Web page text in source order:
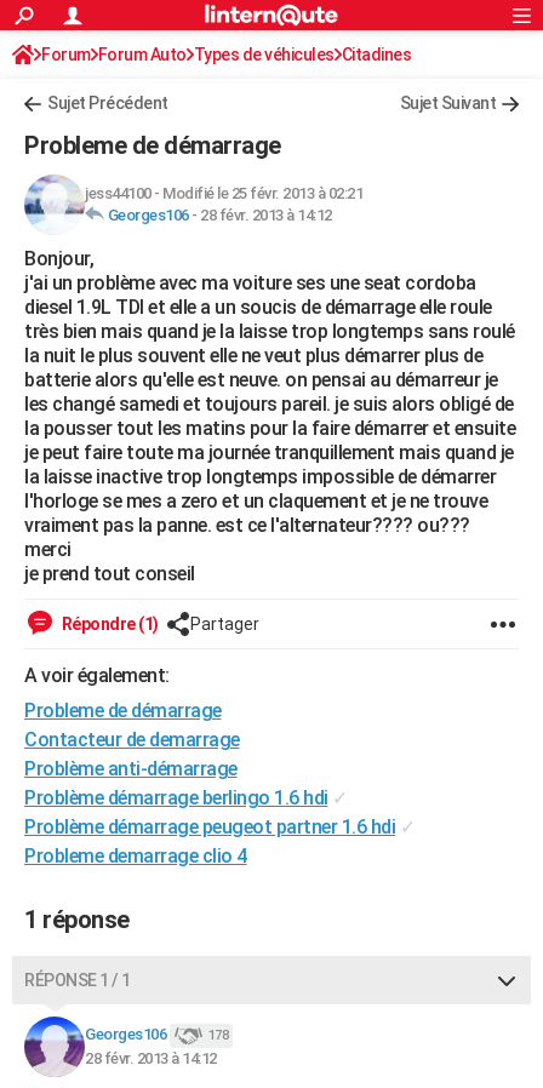
ACTUALITÉS
Politique
Société
Faits Divers
Education
Monde
Villes
+
FINANCE
Retraite
Impôts
Epargne
Immobilier
Risques naturels par ville
Banque
Assurance
Crédit
AUTO
Essais
Réserver un essai
Citadines
Berlines
SUV
Forum auto
+HIGH-TECH
Mobiles
Meilleur smartphone
Internet
Ordinateurs
Jeux vidéo
Guide high-tech
+BRICOLAGE
Forum
Aménagement intérieur
Extérieur
Cuisine
Salle de bains
Jardinage
Rangement
WEEK-END
Guides de France
Escapades
Patrimoine
Expositions
Musées
Week-end nature
+LIFESTYLE
Art de vivre
Bien-être
Loisirs
Mode
Modes de vie
SANTE
Alimentation
Guide de la santé
Maladies
Médicaments
Sommeil
VOYAGE
Destinations
City break
Voyage nature
Voyage de noces
Forum
Climat
+PHOTO
GUIDES D'ACHAT
BONS PLANS
CARTE DE VOEUX
Carte de Noël
Carte Bonne année
Carte Saint-Valentin
Carte Pâques
Carte d'anniversaire
DICTIONNAIRE
Dictionnaire
Biographies
Citations
Expressions
Proverbes
PROGRAMME TV
COPAINS D'AVANT
S'inscrire
Se connecter
Lycées
Collèges
Primaires
Universités
Entreprises
Service militaire
Avis de recherche
AVIS DE DÉCÈS
S'inscrire
Connexion
Forum Forum Auto Types de véhicules Citadines
Sujet Précédent Sujet Suivant
Probleme de démarrage
jess44100- Modifié le 25 févr. 2013 à 02:21
Georges106- 28 févr. 2013 à 14:12
Bonjour,
j'ai un problème avec ma voiture ses une seat cordoba
diesel 1.9L TDI et elle a un soucis de démarrage elle roule
très bien mais quand je la laisse trop longtemps sans roulé
la nuit le plus souvent elle ne veut plus démarrer plus de
batterie alors qu'elle est neuve. on pensai au démarreur je
les changé samedi et toujours pareil. je suis alors obligé de
la pousser tout les matins pour la faire démarrer et ensuite
je peut faire toute ma journée tranquillement mais quand je
la laisse inactive trop longtemps impossible de démarrer
l'horloge se mes a zero et un claquement et je ne trouve
vraiment pas la panne. est ce l'alternateur???? ou???
merci
je prend tout conseil
Répondre (1) Partager
A voir également:
Probleme de démarrage
Contacteur de demarrage
Problème anti-démarrage
Problème démarrage berlingo 1.6 hdi ✓
Problème démarrage peugeot partner 1.6 hdi ✓
Probleme demarrage clio 4
1 réponse
RÉPONSE 1 / 1
Georges106 178
28 févr. 2013 à 14:12